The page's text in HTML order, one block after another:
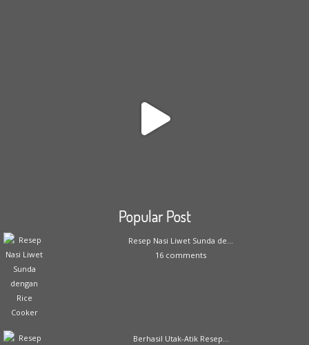
Popular Post
Resep Nasi Liwet Sunda de...
16 comments
Berhasil Utak-Atik Resep...